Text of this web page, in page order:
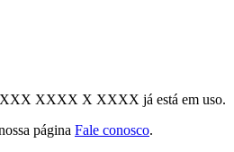
XXXX X XXXX já está em uso.
página Fale conosco.